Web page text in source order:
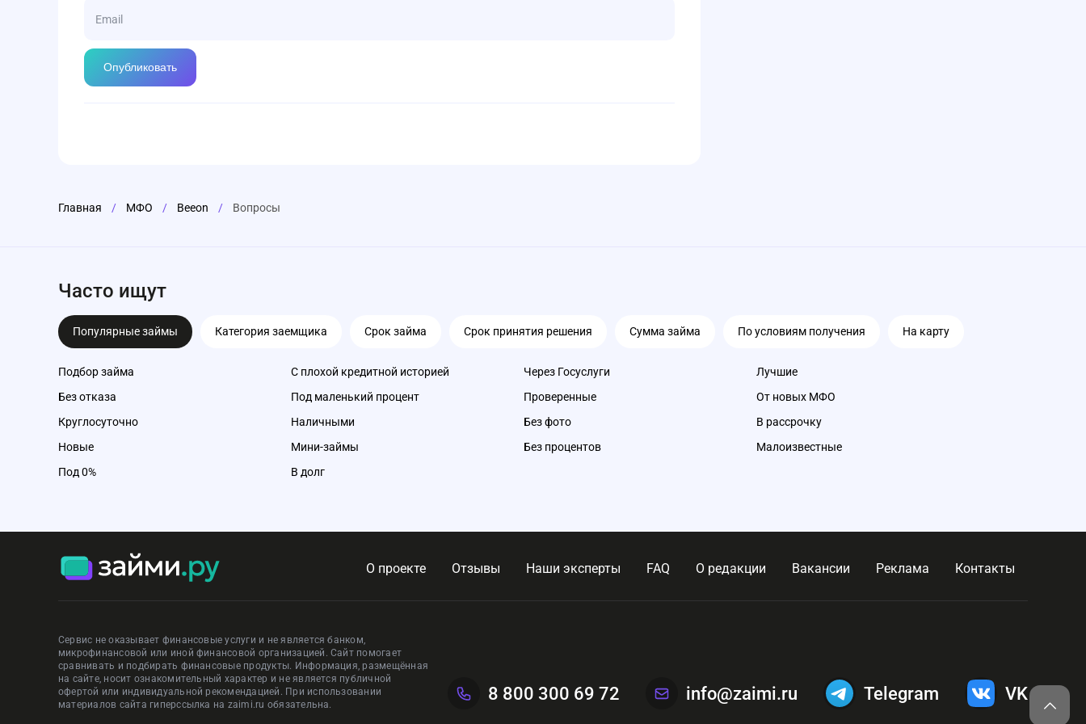
Главная / МФО / Beeon / Вопросы
Часто ищут
Популярные займы Категория заемщика Срок займа Срок принятия решения Сумма займа По условиям получения На карту
Подбор займа
Без отказа
Круглосуточно
Новые
Под 0%
С плохой кредитной историей
Под маленький процент
Наличными
Мини-займы
В долг
Через Госуслуги
Проверенные
Без фото
Без процентов
Лучшие
От новых МФО
В рассрочку
Малоизвестные
О проекте Отзывы Наши эксперты FAQ О редакции Вакансии Реклама Контакты
Сервис не оказывает финансовые услуги и не является банком,
микрофинансовой или иной финансовой организацией. Сайт помогает
сравнивать и подбирать финансовые продукты. Информация, размещённая
на сайте, носит ознакомительный характер и не является публичной
офертой или индивидуальной рекомендацией. При использовании
материалов сайта гиперссылка на zaimi.ru обязательна.
8 800 300 69 72 info@zaimi.ru Telegram VK